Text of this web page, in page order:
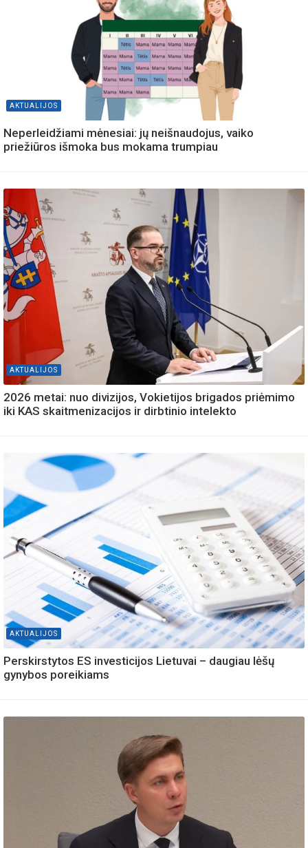
AKTUALIJOS
Neperleidžiami mėnesiai: jų neišnaudojus, vaiko
priežiūros išmoka bus mokama trumpiau
AKTUALIJOS
2026 metai: nuo divizijos, Vokietijos brigados priėmimo
iki KAS skaitmenizacijos ir dirbtinio intelekto
AKTUALIJOS
Perskirstytos ES investicijos Lietuvai – daugiau lėšų
gynybos poreikiams